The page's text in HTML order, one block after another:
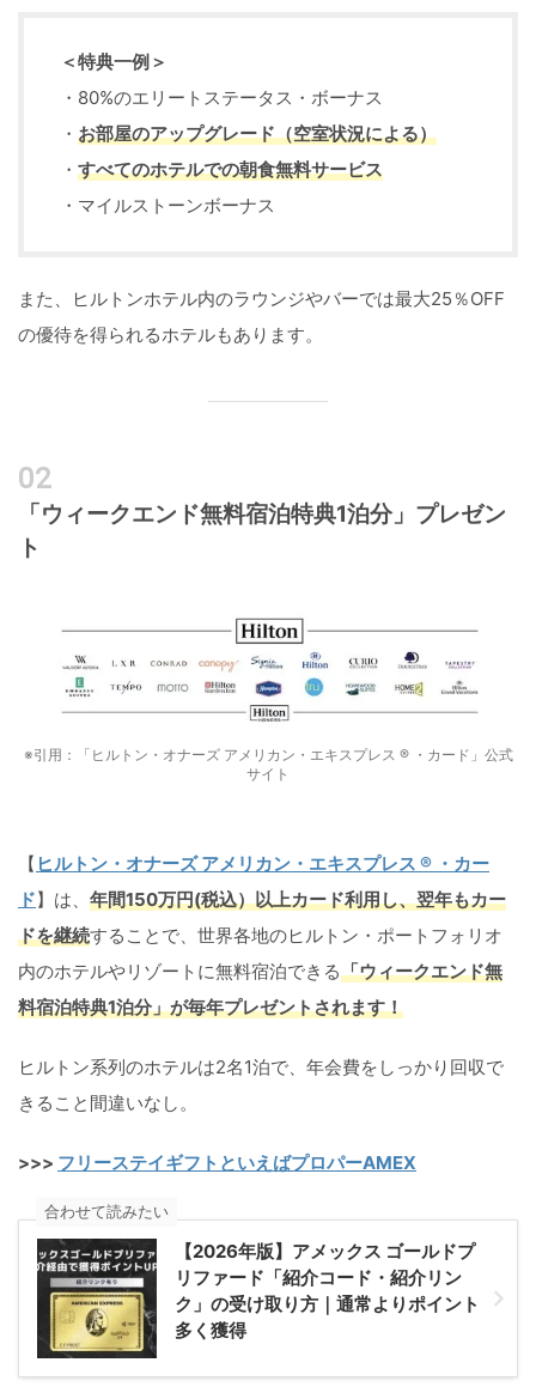
＜特典一例＞
・80%のエリートステータス・ボーナス
・ お部屋のアップグレード（空室状況による）
・ すべてのホテルでの朝食無料サービス
・マイルストーンボーナス
また、ヒルトンホテル内のラウンジやバーでは最大25％OFF
の優待を得られるホテルもあります。
「ウィークエンド無料宿泊特典1泊分」プレゼン
ト
※引用：「ヒルトン・オナーズ アメリカン・エキスプレス ® ・カード」公式
サイト
【 ヒルトン・オナーズ アメリカン・エキスプレス ® ・カー
ド】は、 年間150万円(税込）以上カード利用し、翌年もカー
ドを継続することで、世界各地のヒルトン・ポートフォリオ
内のホテルやリゾートに無料宿泊できる「ウィークエンド無
料宿泊特典1泊分」が毎年プレゼントされます！
ヒルトン系列のホテルは2名1泊で、年会費をしっかり回収で
きること間違いなし。
>>> フリーステイギフトといえばプロパーAMEX
【2026年版】アメックス ゴールドプ
リファード「紹介コード・紹介リン
ク」の受け取り方｜通常よりポイント
多く獲得
合わせて読みたい